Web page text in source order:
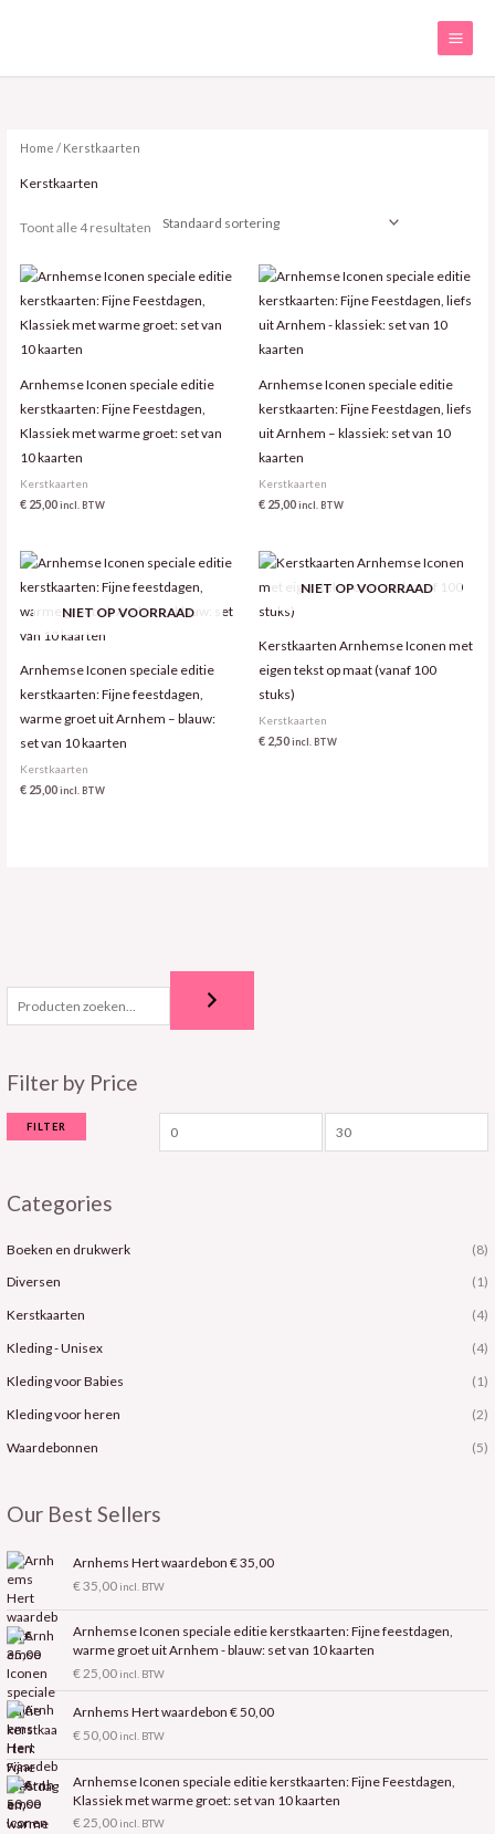
Filter by Price
r
r
FILTER
Categories
Boeken en drukwerk
(8)
Diversen
(1)
Kerstkaarten
(4)
Kleding - Unisex
(4)
Kleding voor Babies
(1)
Kleding voor heren
(2)
Waardebonnen
(5)
Our Best Sellers
Arnhems Hert waardebon € 35,00
€35,00 incl. BTW
Arnhemse Iconen speciale editie kerstkaarten: Fijne feestdagen,
warme groet uit Arnhem - blauw: set van 10 kaarten
€25,00 incl. BTW
Arnhems Hert waardebon € 50,00
€50,00 incl. BTW
Arnhemse Iconen speciale editie kerstkaarten: Fijne Feestdagen,
Klassiek met warme groet: set van 10 kaarten
€25,00 incl. BTW
Home / Kerstkaarten
Kerstkaarten
Toont alle 4 resultaten
Arnhemse Iconen speciale editie
kerstkaarten: Fijne Feestdagen,
Klassiek met warme groet: set van
10 kaarten
Kerstkaarten
€ 25,00 incl. BTW
Arnhemse Iconen speciale editie
kerstkaarten: Fijne Feestdagen, liefs
uit Arnhem – klassiek: set van 10
kaarten
Kerstkaarten
€ 25,00 incl. BTW
NIET OP VOORRAAD
Arnhemse Iconen speciale editie
kerstkaarten: Fijne feestdagen,
warme groet uit Arnhem – blauw:
set van 10 kaarten
Kerstkaarten
€ 25,00 incl. BTW
NIET OP VOORRAAD
Kerstkaarten Arnhemse Iconen met
eigen tekst op maat (vanaf 100
stuks)
Kerstkaarten
€ 2,50 incl. BTW